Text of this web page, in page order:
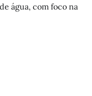
água, com foco na